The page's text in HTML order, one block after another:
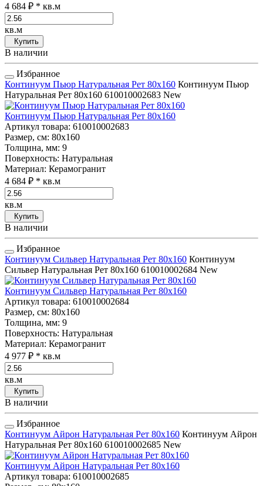
4 684 ₽ * кв.м
кв.м
Купить
В наличии
Избранное
Континуум Пьюр Натуральная Рет 80x160 Континуум Пьюр
Натуральная Рет 80x160 610010002683 New
Континуум Пьюр Натуральная Рет 80x160
Артикул товара: 610010002683
Размер, см: 80x160
Толщина, мм: 9
Поверхность: Натуральная
Материал: Керамогранит
4 684 ₽ * кв.м
кв.м
Купить
В наличии
Избранное
Континуум Сильвер Натуральная Рет 80x160 Континуум
Сильвер Натуральная Рет 80x160 610010002684 New
Континуум Сильвер Натуральная Рет 80x160
Артикул товара: 610010002684
Размер, см: 80x160
Толщина, мм: 9
Поверхность: Натуральная
Материал: Керамогранит
4 977 ₽ * кв.м
кв.м
Купить
В наличии
Избранное
Континуум Айрон Натуральная Рет 80x160 Континуум Айрон
Натуральная Рет 80x160 610010002685 New
Континуум Айрон Натуральная Рет 80x160
Артикул товара: 610010002685